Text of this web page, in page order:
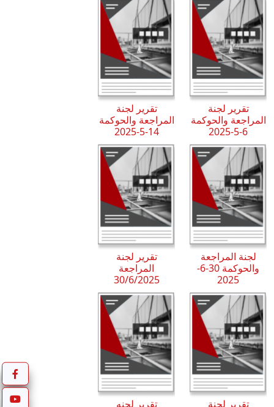
تقرير لجنة
المراجعة والحوكمة
6-5-2025
تقرير لجنة
المراجعة والحوكمة
14-5-2025
لجنة المراجعة
والحوكمة 30-6-
2025
تقرير لجنة
المراجعة
30/6/2025
تقرير لجنة تقرير لجنه